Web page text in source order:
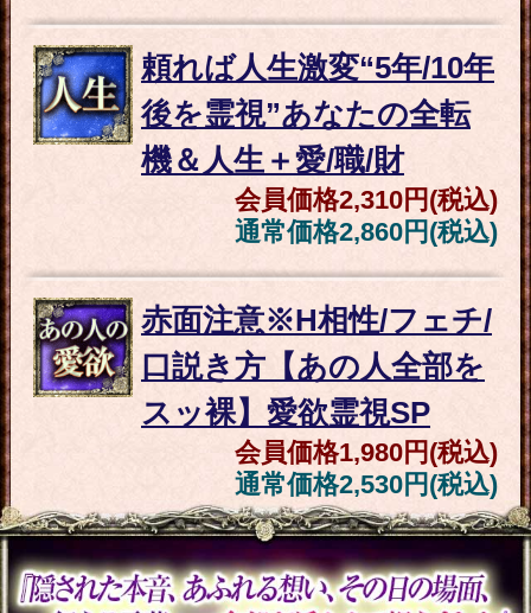
出会う状況/あだ名もわかる◆今、あなたに恋
してる運命の異性は“この人”です
本音も秘密も丸裸≪あの人の全てがわかる≫あ
なたへの欲望/願望/特別な感情
『あなたのこと、あの人の
晶に3回、お名前を響かせま
しょう。さまざまな想いや
答えが伝わってきます』
2人の心の繋がり、訪れる場
面、人生が変わる瞬間
鮮やかに浮かびあがりま
あの人と想い通じ合い、交際できる
日は訪れる？
あの人と男女の仲になれる？ どん